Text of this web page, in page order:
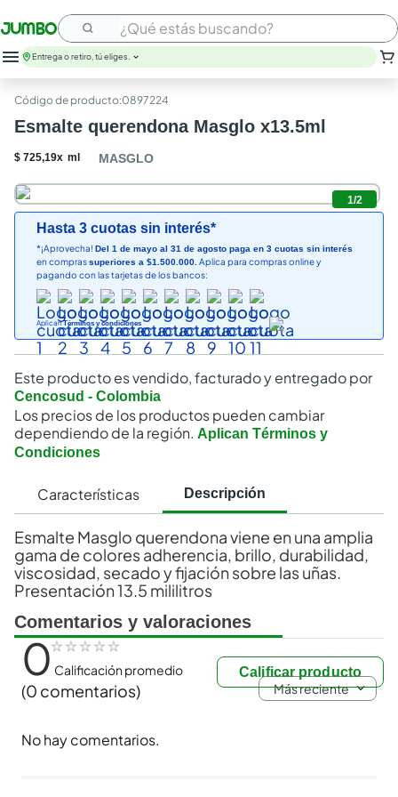
¿Qué estás buscando?
Entrega o retiro, tú eliges.
:0897224
Esmalte querendona Masglo x13.5ml
$ 725,19x ml MASGLO
1/2
Hasta 3 cuotas sin interés*
*¡Aprovecha! Del 1 de mayo al 31 de agosto paga en 3 cuotas sin interés
en comprassuperiores a $1.500.000. Aplica para compras online y
pagando con las tarjetas de los bancos:
AplicanTérminos y condiciones
Este producto es vendido, facturado y entregado por
Cencosud - Colombia
Los precios de los productos pueden cambiar
dependiendo de la región. Aplican Términos y
Condiciones
Características Descripción
Esmalte Masglo querendona viene en una amplia
gama de colores adherencia, brillo, durabilidad,
viscosidad, secado y fijación sobre las uñas.
Presentación 13.5 mililitros
Comentarios y valoraciones
Calificar producto
☆☆☆☆☆
0Calificación promedio
(0 comentarios) Más reciente
No hay comentarios.